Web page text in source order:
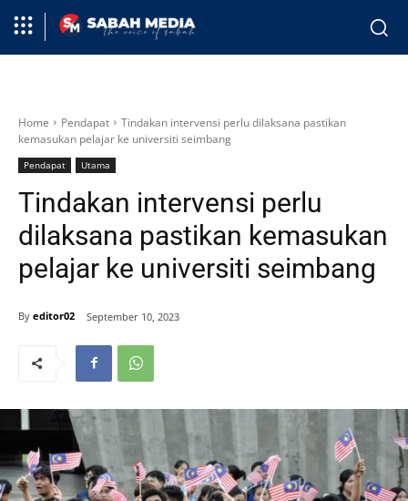
Home Pendapat
Tindakan intervensi perlu dilaksana pastikan
kemasukan pelajar ke universiti seimbang
Pendapat Utama
Tindakan intervensi perlu
dilaksana pastikan kemasukan
pelajar ke universiti seimbang
By editor02 September 10, 2023